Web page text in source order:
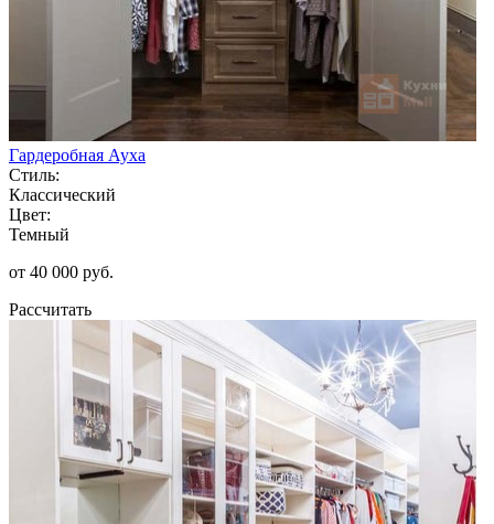
Гардеробная Ауха
Стиль:
Классический
Цвет:
Темный
от 40 000 руб.
Рассчитать